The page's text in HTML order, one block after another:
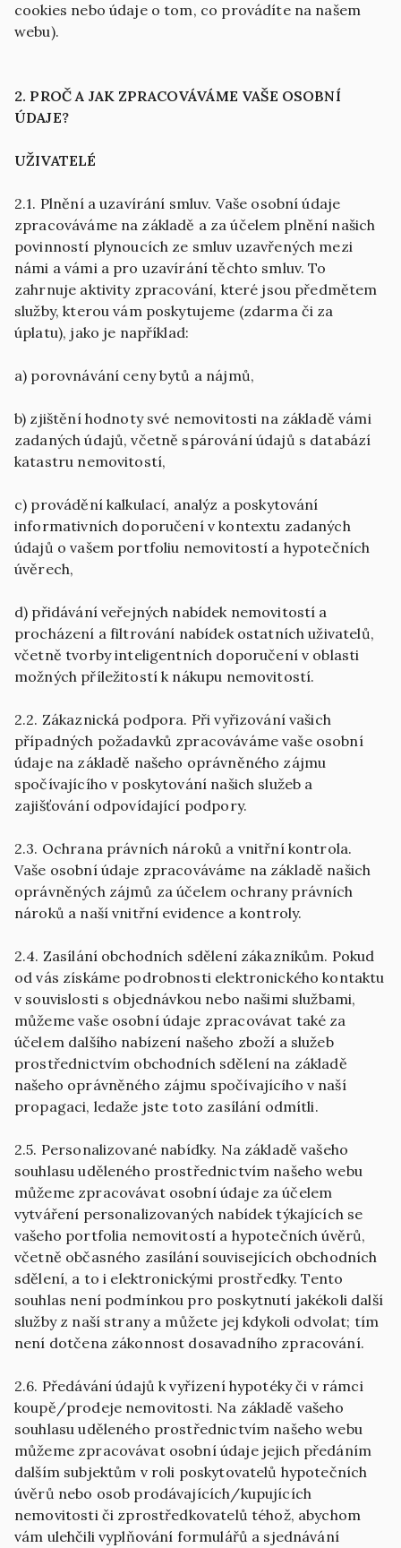
cookies nebo údaje o tom, co provádíte na našem
webu).
2. PROČ A JAK ZPRACOVÁVÁME VAŠE OSOBNÍ
ÚDAJE?
UŽIVATELÉ
2.1. Plnění a uzavírání smluv. Vaše osobní údaje
zpracováváme na základě a za účelem plnění našich
povinností plynoucích ze smluv uzavřených mezi
námi a vámi a pro uzavírání těchto smluv. To
zahrnuje aktivity zpracování, které jsou předmětem
služby, kterou vám poskytujeme (zdarma či za
úplatu), jako je například:
a) porovnávání ceny bytů a nájmů,
b) zjištění hodnoty své nemovitosti na základě vámi
zadaných údajů, včetně spárování údajů s databází
katastru nemovitostí,
c) provádění kalkulací, analýz a poskytování
informativních doporučení v kontextu zadaných
údajů o vašem portfoliu nemovitostí a hypotečních
úvěrech,
d) přidávání veřejných nabídek nemovitostí a
procházení a filtrování nabídek ostatních uživatelů,
včetně tvorby inteligentních doporučení v oblasti
možných příležitostí k nákupu nemovitostí.
2.2. Zákaznická podpora. Při vyřizování vašich
případných požadavků zpracováváme vaše osobní
údaje na základě našeho oprávněného zájmu
spočívajícího v poskytování našich služeb a
zajišťování odpovídající podpory.
2.3. Ochrana právních nároků a vnitřní kontrola.
Vaše osobní údaje zpracováváme na základě našich
oprávněných zájmů za účelem ochrany právních
nároků a naší vnitřní evidence a kontroly.
2.4. Zasílání obchodních sdělení zákazníkům. Pokud
od vás získáme podrobnosti elektronického kontaktu
v souvislosti s objednávkou nebo našimi službami,
můžeme vaše osobní údaje zpracovávat také za
účelem dalšího nabízení našeho zboží a služeb
prostřednictvím obchodních sdělení na základě
našeho oprávněného zájmu spočívajícího v naší
propagaci, ledaže jste toto zasílání odmítli.
2.5. Personalizované nabídky. Na základě vašeho
souhlasu uděleného prostřednictvím našeho webu
můžeme zpracovávat osobní údaje za účelem
vytváření personalizovaných nabídek týkajících se
vašeho portfolia nemovitostí a hypotečních úvěrů,
včetně občasného zasílání souvisejících obchodních
sdělení, a to i elektronickými prostředky. Tento
souhlas není podmínkou pro poskytnutí jakékoli další
služby z naší strany a můžete jej kdykoli odvolat; tím
není dotčena zákonnost dosavadního zpracování.
2.6. Předávání údajů k vyřízení hypotéky či v rámci
koupě/prodeje nemovitosti. Na základě vašeho
souhlasu uděleného prostřednictvím našeho webu
můžeme zpracovávat osobní údaje jejich předáním
dalším subjektům v roli poskytovatelů hypotečních
úvěrů nebo osob prodávajících/kupujících
nemovitosti či zprostředkovatelů téhož, abychom
vám ulehčili vyplňování formulářů a sjednávání